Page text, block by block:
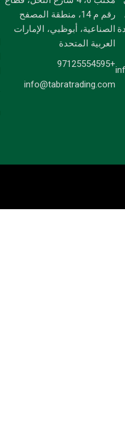
رقم م 14، منطقة المصفح
الصناعية، أبوظبي، الإمارات
العربية المتحدة
+97125554595
info@tabratrading.com